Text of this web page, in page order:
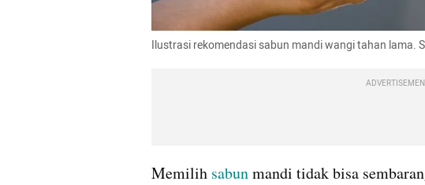
Ilustrasi rekomendasi sabun mandi wangi tahan lama.
Memilih sabun mandi tidak bisa